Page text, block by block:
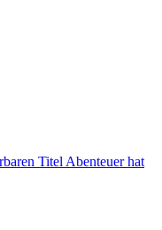
Titel Abenteuer hat